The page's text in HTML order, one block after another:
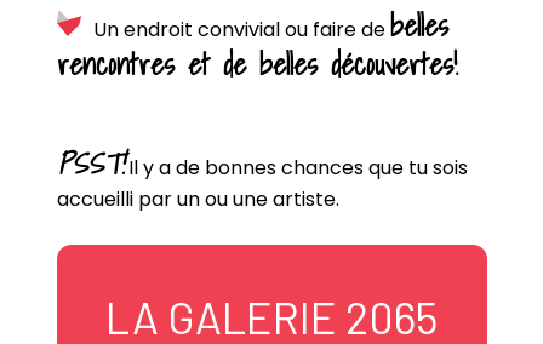
Un endroit convivial ou faire debelles
rencontres et de belles découvertes!
PSST!Il y a de bonnes chances que tu sois
accueilli par un ou une artiste.
LA GALERIE 2065